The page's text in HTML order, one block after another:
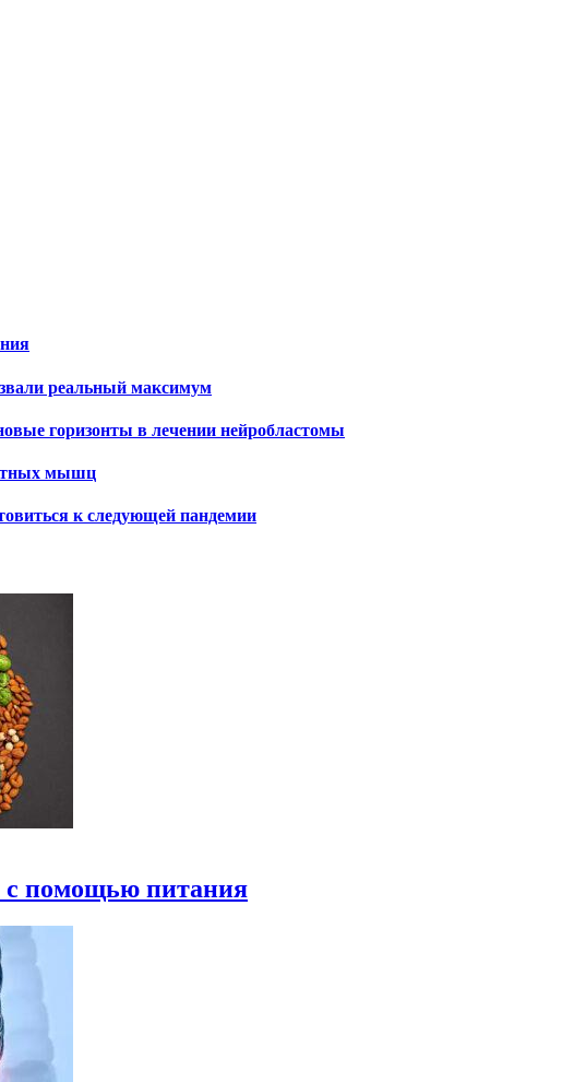
реальный максимум
горизонты в лечении нейробластомы
мышц
к следующей пандемии
с помощью питания